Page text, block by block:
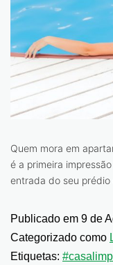
Quem mora em
é a primeira
entrada do seu
Publicado em 9 de
Categorizado como
Etiquetas: